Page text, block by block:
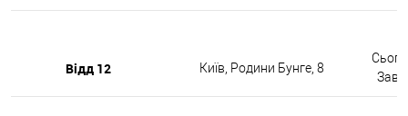
Відд 12 Київ, Родини Бунге, 8